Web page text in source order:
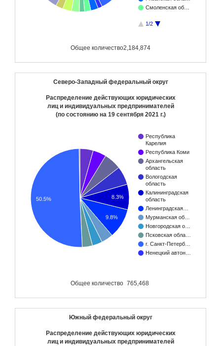
Смоленская об…
1/2
Общее количество2,184,874
Северо-Западный федеральный округ
Распределение действующих юридических
лиц и индивидуальных предпринимателей
(по состоянию на 19 сентября 2021 г.)
Республика
Карелия
Республика Коми
Архангельская
область
Вологодская
область
Калининградская
область
Ленинградская…
Мурманская об…
Новгородская о…
Псковская обла…
г. Санкт-Петерб…
Ненецкий автон…
8.3%
9.8%
50.5%
Общее количество 765,468
Южный федеральный округ
Распределение действующих юридических
лиц и индивидуальных предпринимателей